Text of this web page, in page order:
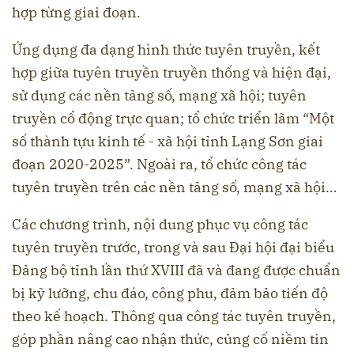
hợp từng giai đoạn.
Ứng dụng đa dạng hình thức tuyên truyền, kết
hợp giữa tuyên truyền truyền thống và hiện đại,
sử dụng các nền tảng số, mạng xã hội; tuyên
truyền cổ động trực quan; tổ chức triển lãm “Một
số thành tựu kinh tế - xã hội tỉnh Lạng Sơn giai
đoạn 2020-2025”. Ngoài ra, tổ chức công tác
tuyên truyền trên các nền tảng số, mạng xã hội…
Các chương trình, nội dung phục vụ công tác
tuyên truyền trước, trong và sau Đại hội đại biểu
Đảng bộ tỉnh lần thứ XVIII đã và đang được chuẩn
bị kỹ lưỡng, chu đáo, công phu, đảm bảo tiến độ
theo kế hoạch. Thông qua công tác tuyên truyền,
góp phần nâng cao nhận thức, củng cố niềm tin